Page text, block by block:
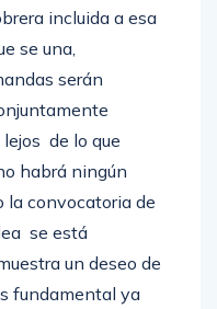
incluida a esa
se una,
serán
de lo que
habrá ningún
la convocatoria de
se está
un deseo de
fundamental ya